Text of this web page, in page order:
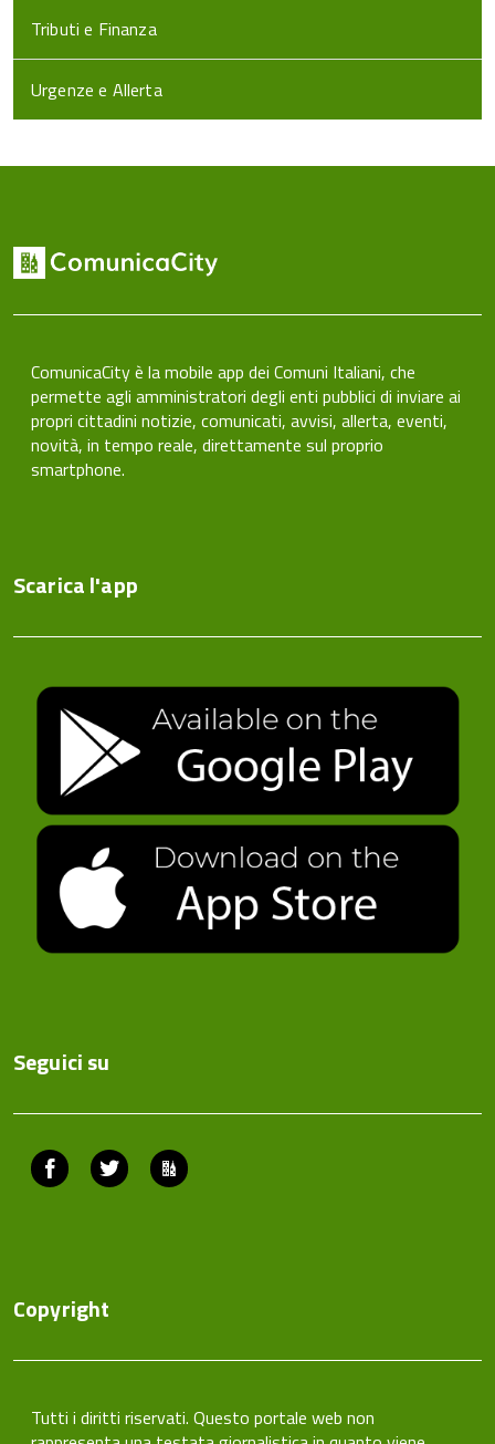
Tributi e Finanza
Urgenze e Allerta
ComunicaCity è la mobile app dei Comuni Italiani, che
permette agli amministratori degli enti pubblici di inviare ai
propri cittadini notizie, comunicati, avvisi, allerta, eventi,
novità, in tempo reale, direttamente sul proprio
smartphone.
Scarica l'app
Seguici su
Facebook Twitter
Copyright
Tutti i diritti riservati. Questo portale web non